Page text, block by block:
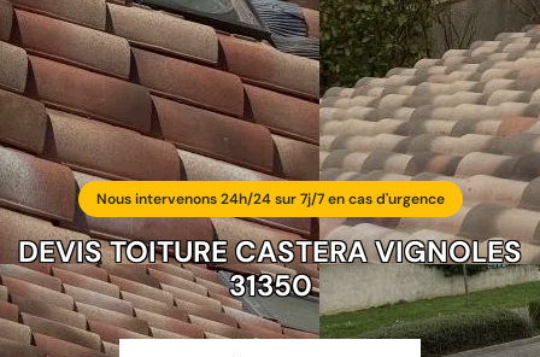
Nous intervenons 24h/24 sur 7j/7 en cas d'urgence
DEVIS TOITURE CASTERA VIGNOLES
31350